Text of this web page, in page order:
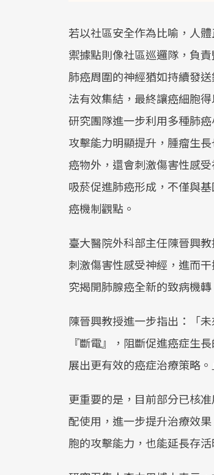
若以社區安全作為比喻，人
禦據點則像社區巡邏隊，負
肺癌周圍的神經猶如持續發
法有效集結，最終讓癌細胞
研究團隊進一步利用多種肺
攻擊能力明顯提升，腫瘤生
癌物外，還會刺激傷害性感
吸菸促進肺癌形成，不僅與
癌機制觀點。
臺大醫院外科部主任陳晉興
刺激傷害性感受神經，進而
究揭開肺腺癌全新的致病機轉
陳晉興教授進一步指出：「
『斷電』，阻斷促進癌症生
展出更有效的癌症治療策略。
更重要的是，目前部分已核
配使用，進一步提升治療效
胞的攻擊能力，也能延長存